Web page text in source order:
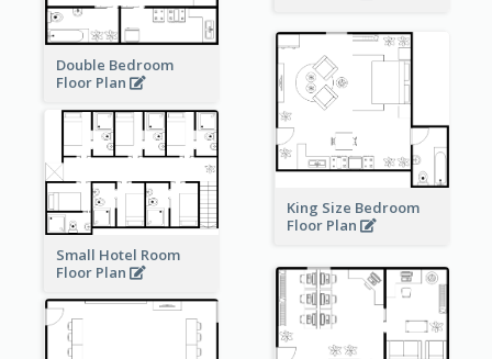
Double Bedroom
Floor Plan
King Size Bedroom
Floor Plan
Small Hotel Room
Floor Plan